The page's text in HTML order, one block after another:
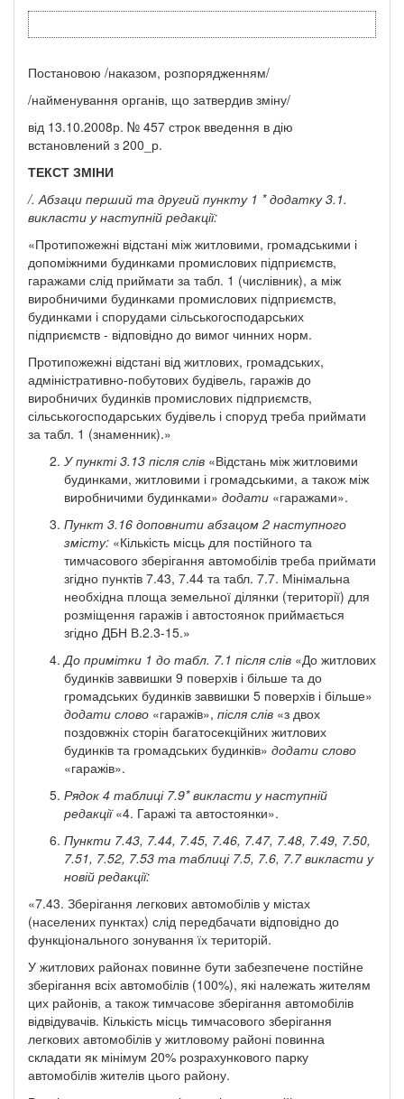
Постановою /наказом, розпорядженням/
/найменування органів, що затвердив зміну/
від 13.10.2008р. № 457 строк введення в дію
встановлений з 200_р.
ТЕКСТ ЗМІНИ
/. Абзаци перший та другий пункту 1 * додатку 3.1.
викласти у наступній редакції:
«Протипожежні відстані між житловими, громадськими і
допоміжними будинками промислових підприємств,
гаражами слід приймати за табл. 1 (числівник), а між
виробничими будинками промислових підприємств,
будинками і спорудами сільськогосподарських
підприємств - відповідно до вимог чинних норм.
Протипожежні відстані від житлових, громадських,
адміністративно-побутових будівель, гаражів до
виробничих будинків промислових підприємств,
сільськогосподарських будівель і споруд треба приймати
за табл. 1 (знаменник).»
У пункті 3.13 після слів «Відстань між житловими
будинками, житловими і громадськими, а також між
виробничими будинками» додати «гаражами».
Пункт 3.16 доповнити абзацом 2 наступного
змісту: «Кількість місць для постійного та
тимчасового зберігання автомобілів треба приймати
згідно пунктів 7.43, 7.44 та табл. 7.7. Мінімальна
необхідна площа земельної ділянки (території) для
розміщення гаражів і автостоянок приймається
згідно ДБН В.2.3-15.»
До примітки 1 до табл. 7.1 після слів «До житлових
будинків заввишки 9 поверхів і більше та до
громадських будинків заввишки 5 поверхів і більше»
додати слово «гаражів», після слів «з двох
поздовжніх сторін багатосекційних житлових
будинків та громадських будинків» додати слово
«гаражів».
Рядок 4 таблиці 7.9* викласти у наступній
редакції«4. Гаражі та автостоянки».
Пункти 7.43, 7.44, 7.45, 7.46, 7.47, 7.48, 7.49, 7.50,
7.51, 7.52, 7.53 та таблиці 7.5, 7.6, 7.7 викласти у
новій редакції:
«7.43. Зберігання легкових автомобілів у містах
(населених пунктах) слід передбачати відповідно до
функціонального зонування їх територій.
У житлових районах повинне бути забезпечене постійне
зберігання всіх автомобілів (100%), які належать жителям
цих районів, а також тимчасове зберігання автомобілів
відвідувачів. Кількість місць тимчасового зберігання
легкових автомобілів у житловому районі повинна
складати як мінімум 20% розрахункового парку
автомобілів жителів цього району.